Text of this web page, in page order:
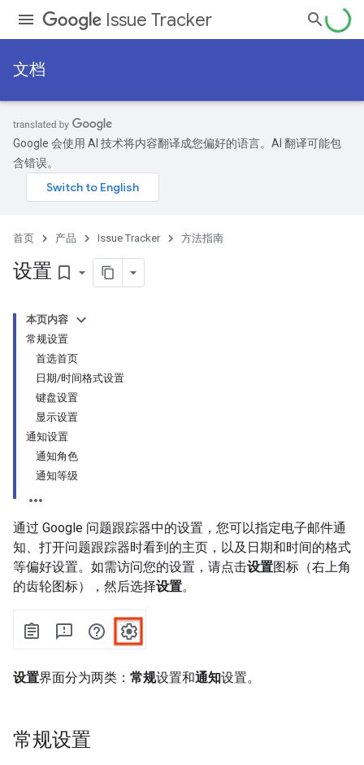
Issue Tracker
文档
Google 会使用 AI 技术将内容翻译成您偏好的语言。AI 翻译可能包
含错误。
首页 产品 Issue Tracker 方法指南
设置 bookmark_border
本页内容
常规设置
首选首页
日期/时间格式设置
键盘设置
显示设置
通知设置
通知角色
通知等级
通过 Google 问题跟踪器中的设置，您可以指定电子邮件通
知、打开问题跟踪器时看到的主页，以及日期和时间的格式
等偏好设置。如需访问您的设置，请点击设置图标（右上角
的齿轮图标），然后选择设置。
设置界面分为两类： 常规设置和通知设置。
常规设置